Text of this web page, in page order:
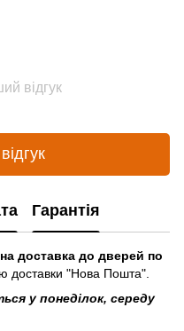
відгук
Гарантія
доставка до дверей по
доставки "Нова Пошта".
у понеділок, середу